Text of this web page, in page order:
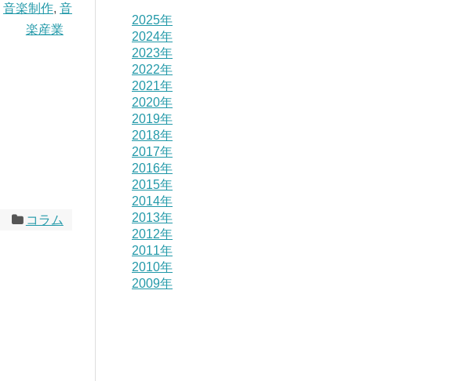
音楽制作, 音
楽産業
コラム
2025年
2024年
2023年
2022年
2021年
2020年
2019年
2018年
2017年
2016年
2015年
2014年
2013年
2012年
2011年
2010年
2009年